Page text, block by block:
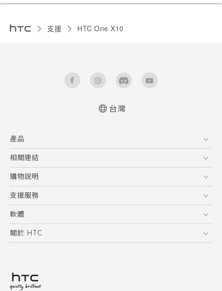
支援 HTC One X10‎
台灣
產品
5G
智慧型手機
配件
相關連結
HTC Research
購物說明
購物須知
訂單管理
付款方式
支援服務
到府收送維修服務
服務中心資訊
客戶服務佈告欄
軟體
應用程式
HTC Sync Manager
關於 HTC
投資人